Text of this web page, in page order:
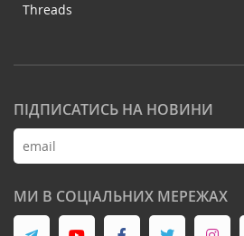
Threads
ПІДПИСАТИСЬ НА НОВИНИ
МИ В СОЦІАЛЬНИХ МЕРЕЖАХ